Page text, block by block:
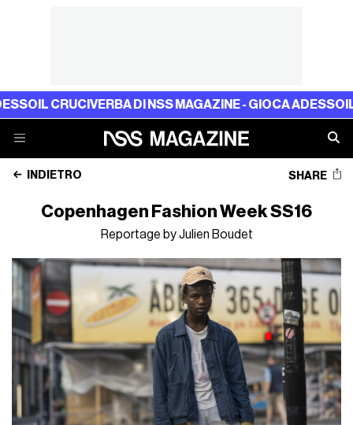
IL CRUCIVERBA DI NSS MAGAZINE - GIOCA ADESSOIL
INDIETRO SHARE
Copenhagen Fashion Week SS16
Reportage by Julien Boudet